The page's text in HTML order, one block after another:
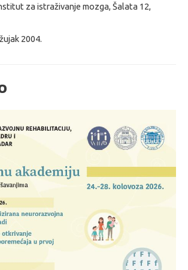
za istraživanje mozga, Šalata 12,
2004.